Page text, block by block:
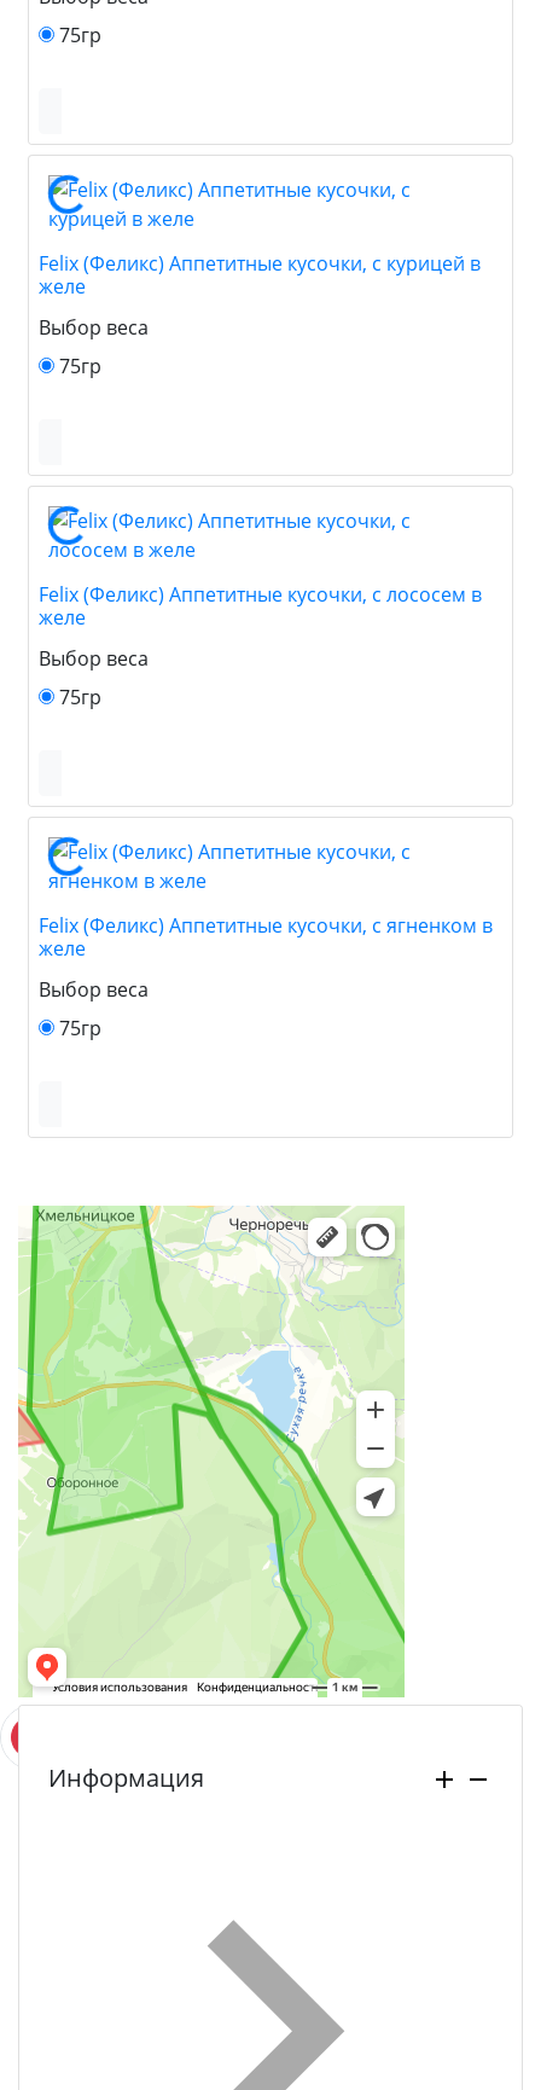
75гр
Felix (Феликс) Аппетитные кусочки, с курицей в
желе
Выбор веса
75гр
Felix (Феликс) Аппетитные кусочки, с лососем в
желе
Выбор веса
75гр
Felix (Феликс) Аппетитные кусочки, с ягненком в
желе
Выбор веса
75гр
Информация